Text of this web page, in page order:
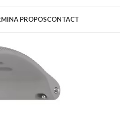
A PROPOSCONTACT